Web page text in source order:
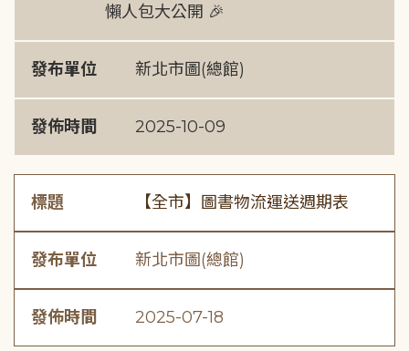
懶人包大公開 🎉
發布單位 新北市圖(總館)
發佈時間 2025-10-09
標題 【全市】圖書物流運送週期表
發布單位 新北市圖(總館)
發佈時間 2025-07-18